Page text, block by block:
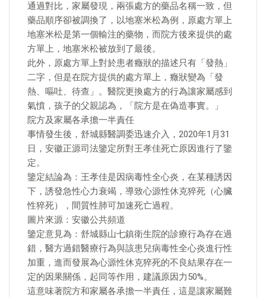
通過對比，家屬發現，兩張處方的藥品名稱一致，但
藥品順序卻被調換了，以地塞米松為例，原處方單上
地塞米松是第一個輸注的藥物，而院方後來提供的處
方單上，地塞米松被放到了最後。
此外，原處方單上對於患者癥狀的描述只有「發熱」
二字，但是在院方提供的處方單上，癥狀變為「發
熱、嘔吐、待查」。醫院更換處方的行為讓家屬感到
氣憤，孩子的父親認為，「院方是在偽造事實。」
院方及家屬各承擔一半責任
事情發生後，舒城縣醫調委迅速介入，2020年1月31
日，安徽正源司法鑒定所對王孝佳死亡原因進行了鑒
定。
鑒定結論為：王孝佳是因病毒性全心炎，在某種誘因
下，誘發急性心力衰竭，導致心源性休克猝死（心臟
性猝死），間質性肺可加速死亡過程。
圖片來源：安徽公共頻道
鑒定意見為：舒城縣山七鎮衛生院的診療行為存在過
錯，醫方過錯醫療行為與該患兒病毒性全心炎進行性
加重，進而發展為心源性休克猝死的不良結果存在一
定的因果關係，起同等作用，建議原因力50%。
這意味著院方和家屬各承擔一半責任，這是讓家屬難